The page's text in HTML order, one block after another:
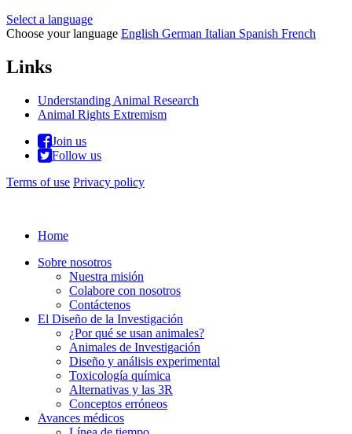
Select a language
Choose your language English German Italian Spanish French
Links
Understanding Animal Research
Animal Rights Extremism
Join us
Follow us
Terms of use Privacy policy
Home
Sobre nosotros
Nuestra misión
Colabore con nosotros
Contáctenos
El Diseño de la Investigación
¿Por qué se usan animales?
Animales de Investigación
Diseño y análisis experimental
Toxicología química
Alternativas y las 3R
Conceptos erróneos
Avances médicos